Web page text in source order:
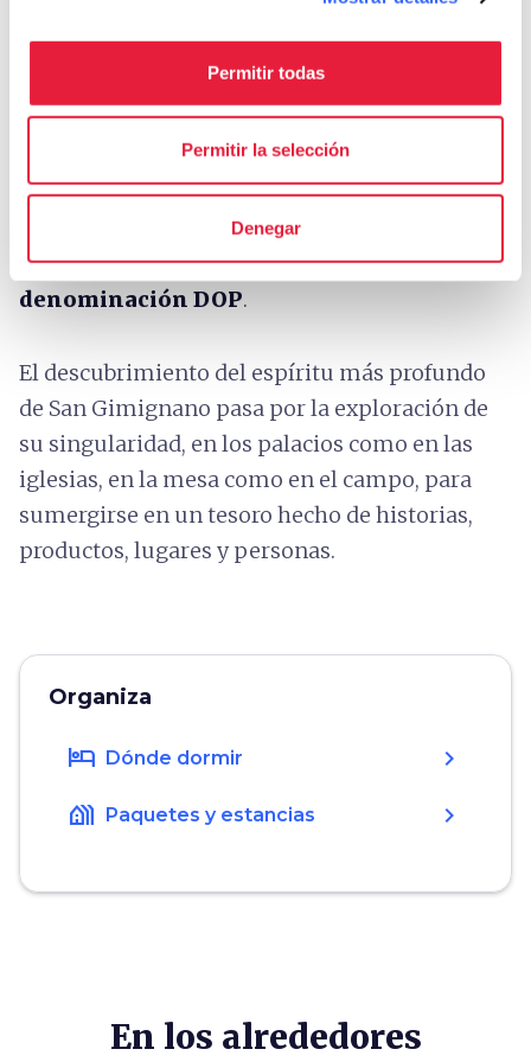
Permitir todas
Permitir la selección
Denegar
precioso desde la Edad Media. Numerosos
mercaderes de especias se enriquecieron con el
comercio del azafrán y construyeron torres
como signo de poder. Muchos siglos después,
esta especia sigue siendo una de las
excelencias locales que hablan de tradición,
dedicación y autenticidad, como demuestra su
denominación DOP.
El descubrimiento del espíritu más profundo
de San Gimignano pasa por la exploración de
su singularidad, en los palacios como en las
iglesias, en la mesa como en el campo, para
sumergirse en un tesoro hecho de historias,
productos, lugares y personas.
Organiza
hotel Dónde dormir chevron_right
holiday_village Paquetes y estancias chevron_right
En los alrededores